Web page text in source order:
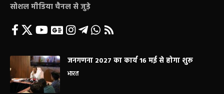
सोशल मीडिया चैनल से जुड़े
जनगणना 2027 का कार्य 16 मई से होगा शुरू
भारत